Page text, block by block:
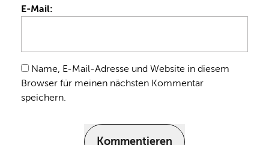
E-Mail:
Name, E-Mail-Adresse und Website in diesem
Browser für meinen nächsten Kommentar
speichern.
Kommentieren